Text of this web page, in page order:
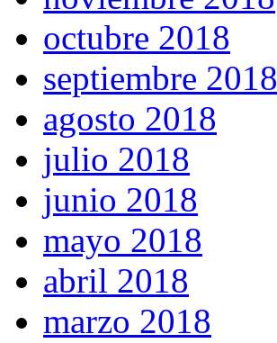
octubre 2018
septiembre 2018
agosto 2018
julio 2018
junio 2018
mayo 2018
abril 2018
marzo 2018